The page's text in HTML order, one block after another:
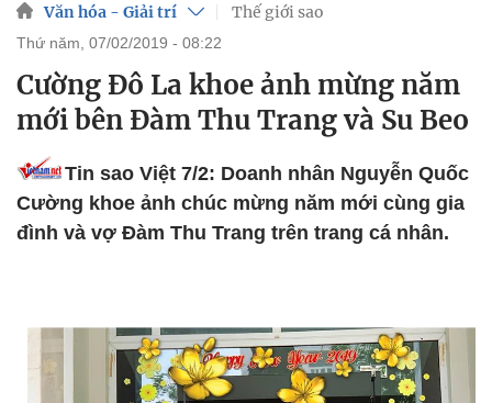
Văn hóa - Giải trí Thế giới sao
thứ năm, 07/02/2019 - 08:22
Cường Đô La khoe ảnh mừng năm
mới bên Đàm Thu Trang và Su Beo
Tin sao Việt 7/2: Doanh nhân Nguyễn Quốc
Cường khoe ảnh chúc mừng năm mới cùng gia
đình và vợ Đàm Thu Trang trên trang cá nhân.